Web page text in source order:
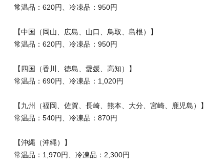
常温品：620円、冷凍品：950円
【中国（岡山、広島、山口、鳥取、島根）】
常温品：620円、冷凍品：950円
【四国（香川、徳島、愛媛、高知）】
常温品：690円、冷凍品：1,020円
【九州（福岡、佐賀、長崎、熊本、大分、宮崎、鹿児島）】
常温品：540円、冷凍品：870円
【沖縄（沖縄）】
常温品：1,970円、冷凍品：2,300円